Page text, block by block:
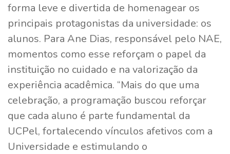
forma leve e divertida de homenagear os
principais protagonistas da universidade: os
alunos. Para Ane Dias, responsável pelo NAE,
momentos como esse reforçam o papel da
instituição no cuidado e na valorização da
experiência acadêmica. “Mais do que uma
celebração, a programação buscou reforçar
que cada aluno é parte fundamental da
UCPel, fortalecendo vínculos afetivos com a
Universidade e estimulando o